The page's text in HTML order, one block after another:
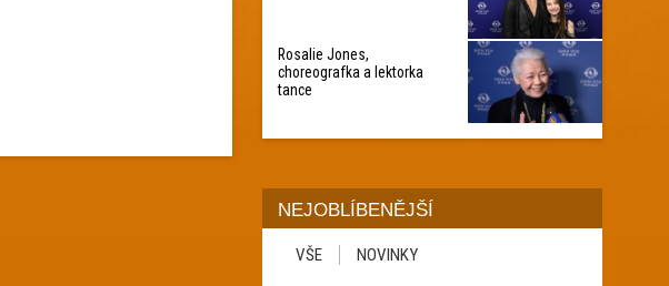
Rosalie Jones,
choreografka a lektorka
tance
NEJOBLÍBENĚJŠÍ
VŠE NOVINKY